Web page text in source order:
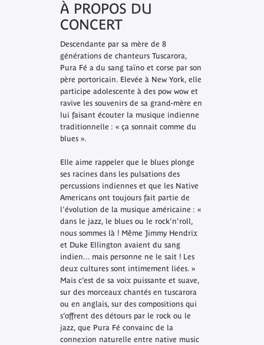
À PROPOS DU
CONCERT
Descendante par sa mère de 8
générations de chanteurs Tuscarora,
Pura Fé a du sang taïno et corse par son
père portoricain. Elevée à New York, elle
participe adolescente à des pow wow et
ravive les souvenirs de sa grand-mère en
lui faisant écouter la musique indienne
traditionnelle : « ça sonnait comme du
blues ».
Elle aime rappeler que le blues plonge
ses racines dans les pulsations des
percussions indiennes et que les Native
Americans ont toujours fait partie de
l'évolution de la musique américaine : «
dans le jazz, le blues ou le rock'n'roll,
nous sommes là ! Même Jimmy Hendrix
et Duke Ellington avaient du sang
indien... mais personne ne le sait ! Les
deux cultures sont intimement liées. »
Mais c’est de sa voix puissante et suave,
sur des morceaux chantés en tuscarora
ou en anglais, sur des compositions qui
s’offrent des détours par le rock ou le
jazz, que Pura Fé convainc de la
connexion naturelle entre native music